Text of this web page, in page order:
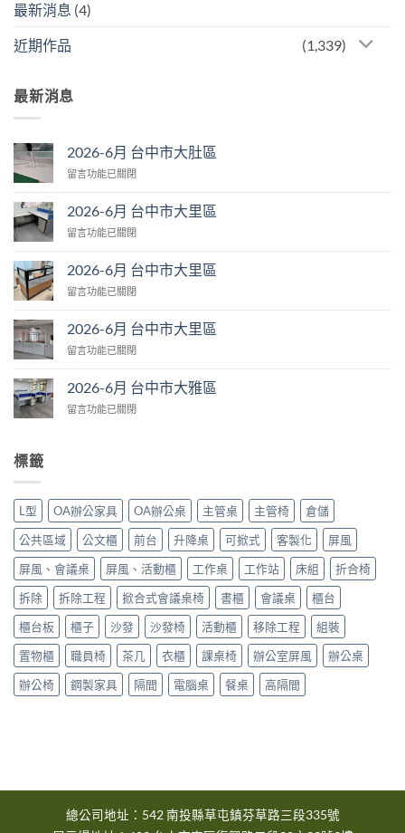
最新消息 (4)
近期作品 (1,339)
最新消息
2026-6月 台中市大肚區
在
月
台
市
肚
中
留言功能已關閉
2026-6月 台中市大里區
在
月
台
市
里
中
留言功能已關閉
2026-6月 台中市大里區
在
月
台
市
里
留言功能已關閉
2026-6月 台中市大里區
在
月
台
中
留言功能已關閉
2026-6月 台中市大雅區
在
市
大
雅
區〉
中
留言功能已關閉
標籤
L型 OA辦公家具 OA辦公桌 主管桌 主管椅
倉儲
公共區域
公文櫃 前台 升降桌 可掀式 客製化
屏風
屏風、會議桌
屏風、活動櫃 工作桌 工作站 床組
折合椅
拆除
拆除工程 掀合式會議桌椅 書櫃 會議桌
櫃台
櫃台板
櫃子 沙發 沙發椅 活動櫃 移除工程
組裝
置物櫃
職員椅 茶几 衣櫃 課桌椅 辦公室屏風
辦公桌
辦公椅
鋼製家具 隔間 電腦桌 餐桌 高隔間
總公司地址：542 南投縣草屯鎮芬草路三段335號